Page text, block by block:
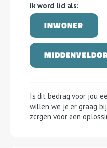
Ik word lid als:
INWONER
Is dit bedrag voor jou
willen we je er graag bij.
zorgen voor een